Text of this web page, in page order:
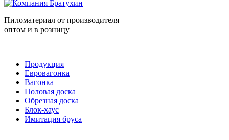
Пиломатериал от производителя
оптом и в розницу
Продукция
Евровагонка
Вагонка
Половая доска
Обрезная доска
Блок-хаус
Имитация бруса